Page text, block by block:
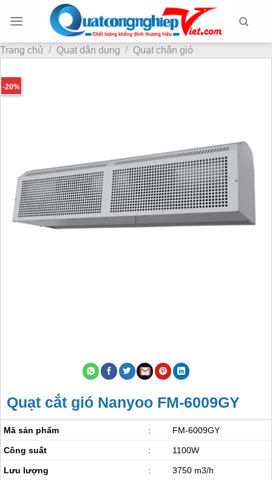
đến
dung
Trang chủ / Quạt dân dụng / Quạt chắn gió
-20%
Quạt cắt gió Nanyoo FM-6009GY
Mã sản phẩm : FM-6009GY
Công suất : 1100W
Lưu lượng : 3750 m3/h